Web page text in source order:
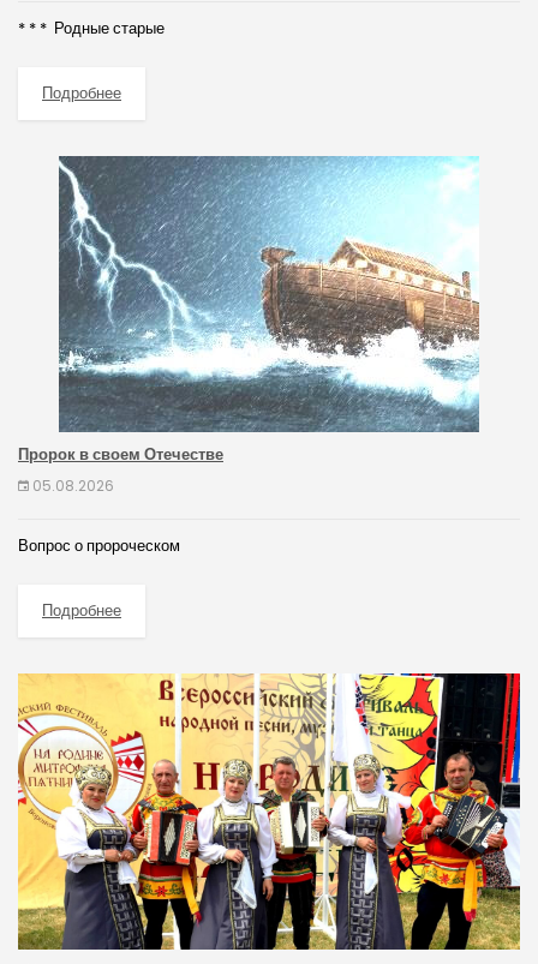
* * * Родные старые
Подробнее
Пророк в своем Отечестве
05.08.2026
Вопрос о пророческом
Подробнее